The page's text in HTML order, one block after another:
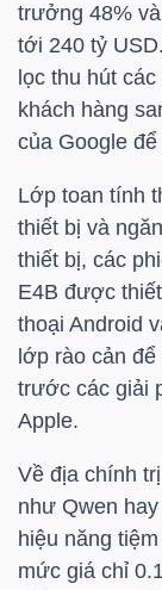
trưởng 48%
tới 240 tỷ USD
lọc thu hút
khách hàng
của Google
Lớp toan tính
thiết bị và
thiết bị, các
E4B được
thoại Android
lớp rào cản
trước các giải
Apple.
Về địa chính
như Qwen
hiệu năng
mức giá chỉ
Dịch
vụ
(-)
Đào
tạo
Sách
tài
chính